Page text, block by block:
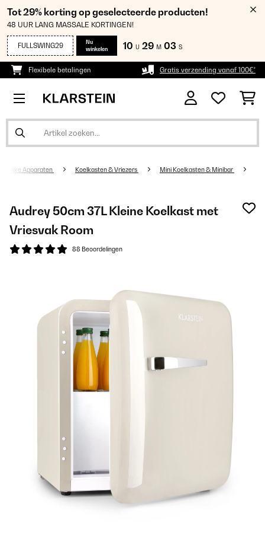
Tot 29% korting op geselecteerde producten!
48 UUR LANG MASSALE KORTINGEN!
FULLSWING29
Nu
winkelen
10 U 29 M 03 S
Flexibele betalingen Gratis verzending vanaf 100€*
Apparaten Koelkasten & Vriezers Mini Koelkasten & Minibar
Audrey 50cm 37L Kleine Koelkast met
Vriesvak Room
88 Beoordelingen